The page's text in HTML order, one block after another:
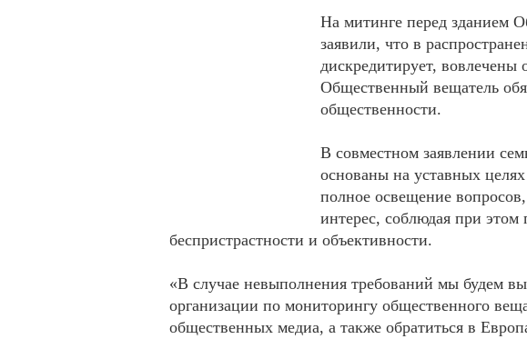
На митинге перед зданием
заявили, что в
дискредитирует,
Общественный вещатель
общественности.
В совместном заявлении
основаны на уставных
полное освещение
интерес, соблюдая при
беспристрастности и объективности.
«В случае невыполнения требований мы будем
организации по мониторингу общественного
общественных медиа, а также обратиться в